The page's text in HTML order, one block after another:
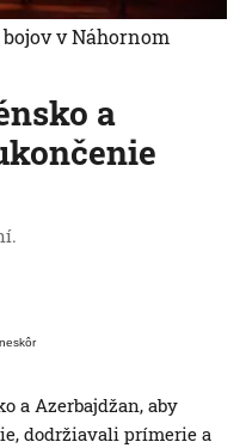
a
v Náhornom
a Azerbajdžan, aby
dodržiavali prímerie a